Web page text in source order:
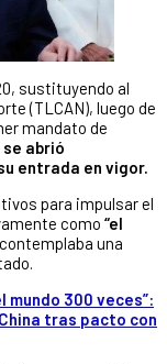
sustituyendo al
(TLCAN), luego de
mandato de
abrió
entrada en vigor.
para impulsar el
como “el
una
300 veces”:
tras pacto con